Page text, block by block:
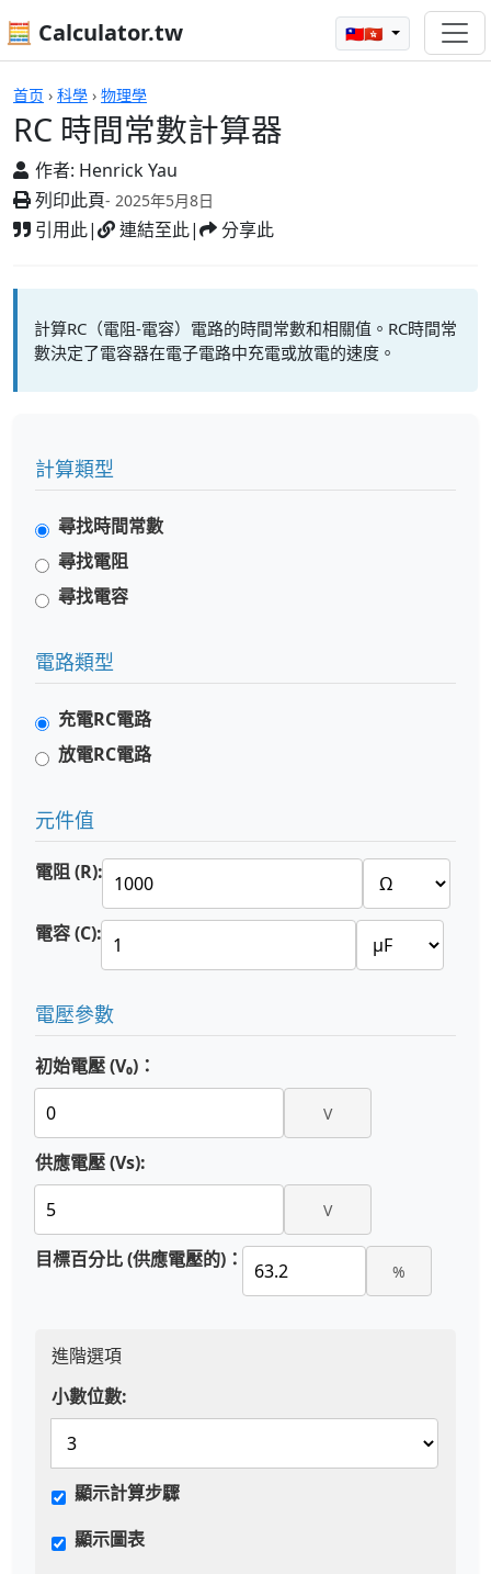
🧮 Calculator.tw 🇹🇼🇭🇰
首页 › 科學 › 物理學
RC 時間常數計算器
作者: Henrick Yau
列印此頁- 2025年5月8日
引用此| 連結至此| 分享此
RC 時間常數計算器
計算RC（電阻-電容）電路的時間常數和相關值。RC時間常
數決定了電容器在電子電路中充電或放電的速度。
計算類型
尋找時間常數
尋找電阻
尋找電容
電路類型
充電RC電路
放電RC電路
元件值
電阻 (R):
電容 (C):
電壓參數
初始電壓 (V₀)：
V
供應電壓 (Vs):
V
目標百分比 (供應電壓的)： %
進階選項
小數位數:
顯示計算步驟
顯示圖表